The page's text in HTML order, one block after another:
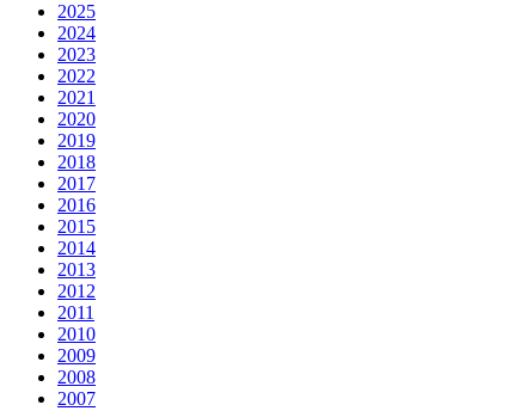
2025
2024
2023
2022
2021
2020
2019
2018
2017
2016
2015
2014
2013
2012
2011
2010
2009
2008
2007